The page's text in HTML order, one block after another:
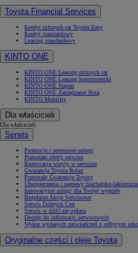
Toyota Financial Services
Kredyt niższych rat Toyota Easy
Kredyt standardowy
Leasing standardowy
KINTO ONE
KINTO ONE Leasing niższych rat
KINTO ONE Leasing konsumencki
KINTO ONE Najem
KINTO ONE Zarządzanie flotą
KINTO Mobility
Dla właścicieli
Dla właścicieli
Serwis
Promocje i sezonowe usługi
Pozostałe oferty serwisu
Rezerwacja wizyty w serwisie
Gwarancja Toyota Relax
Pozostałe Gwarancje Toyoty
Ubezpieczenia i naprawy blacharsko-lakiernicze
Innowacyjne usługi dla Twojej wygody
Bezpłatne Akcje Serwisowe
Serwis Dobrych Cen
Serwis w ASO się opłaca
Dostęp do informacji serwisowych
Wykaz wydanych zaświadczeń o odbytym
Oryginalne części i oleje Toyota